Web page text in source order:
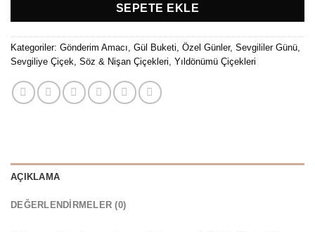
SEPETE EKLE
Kategoriler: Gönderim Amacı Gül Buketi Özel Günler, Sevgililer Günü
Sevgiliye Çiçek Söz & Nişan Çiçekleri Yıldönümü Çiçekleri
AÇIKLAMA
DEĞERLENDIRMELER (0)